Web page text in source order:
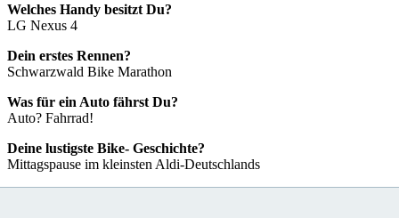
Welches Handy besitzt Du?
LG Nexus 4
Dein erstes Rennen?
Schwarzwald Bike Marathon
Was für ein Auto fährst Du?
Auto? Fahrrad!
Deine lustigste Bike- Geschichte?
Mittagspause im kleinsten Aldi-Deutschlands